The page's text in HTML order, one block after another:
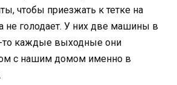
чтобы приезжать к тетке на
не голодает. У них две машины в
то каждые выходные они
с нашим домом именно в